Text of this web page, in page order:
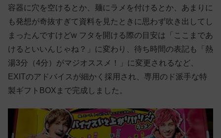
容器に穴を空けるとか、麺にラメを付けるとか、あまりに
も発想が奇抜すぎて資料を見たときに思わず吹き出してし
まったんですけどw フタを開ける際の目安は「ここまであ
けるといいんじゃね？」に変わり、待ち時間の表記も「熱
湯3分（4分）がマジオススメ！」に変更されるなど、
EXITのアドバイスが細かく採用され、専用のド派手な特
製ギフトBOXまで完成しました。